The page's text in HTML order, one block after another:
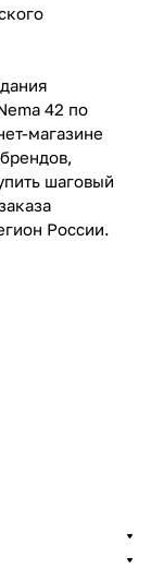
42 по
магазине
шаговый
России.